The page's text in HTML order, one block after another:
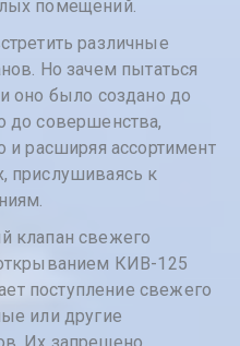
помещений.
различные
Но зачем пытаться
оно было создано до
совершенства,
и расширяя ассортимент
прислушиваясь к
клапан свежего
КИВ-125
поступление свежего
или другие